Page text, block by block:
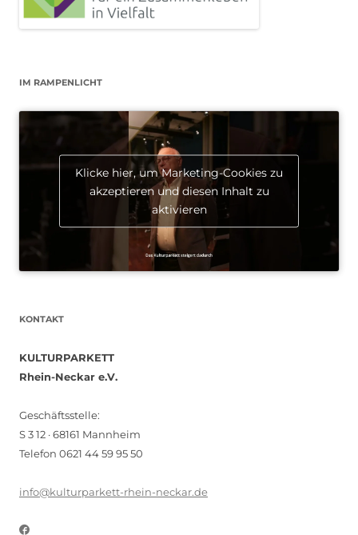
IM RAMPENLICHT
Klicke hier, um Marketing-Cookies zu
akzeptieren und diesen Inhalt zu
aktivieren
KONTAKT
KULTURPARKETT
Rhein-Neckar e.V.
Geschäftsstelle:
S 3 12 · 68161 Mannheim
Telefon 0621 44 59 95 50
info@kulturparkett-rhein-neckar.de